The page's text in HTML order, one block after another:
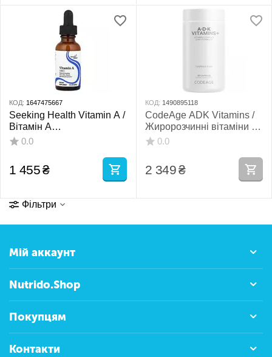
КОД: 1647475667
Seeking Health Vitamin A /
Вітамін А
ретинілпальмітат рідкий
0.0
1 455₴
КОД: 1490895118
CodeAge ADK Vitamins /
Жиророзчинні вітаміни А,
Д, К 180 капсул
0.0
2 349₴
Фільтри
Мій аккаунт
Nutrido.Shop
Покупцям
Контакти